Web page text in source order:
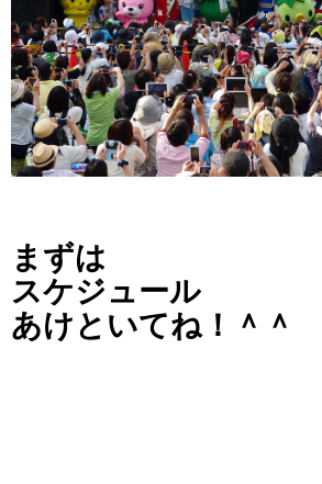
まずは
スケジュール
あけといてね！＾＾